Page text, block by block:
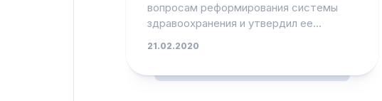
вопросам реформирования системы
здравоохранения и утвердил ее...
21.02.2020